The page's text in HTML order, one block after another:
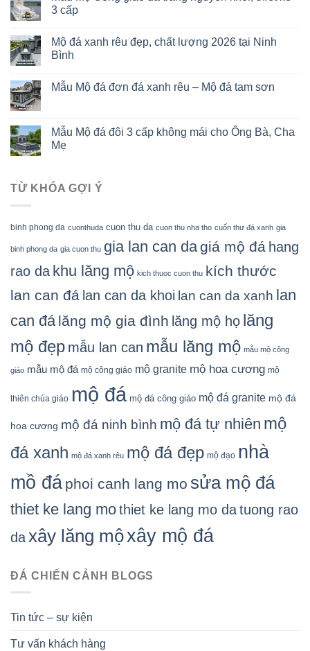
3 cấp
Mộ đá xanh rêu đẹp, chất lượng 2026 tại Ninh
Bình
Mẫu Mộ đá đơn đá xanh rêu – Mộ đá tam sơn
Mẫu Mộ đá đôi 3 cấp không mái cho Ông Bà, Cha
Mẹ
TỪ KHÓA GỢI Ý
binh phong da cuonthuda cuon thu da cuon thu nha tho cuốn thư đá xanh gia
binh phong da gia cuon thu gia lan can dagiá mộ đá hang
rao da khu lăng mộ kich thuoc cuon thu kích thước
lan can đá lan can da khoi lan can da xanh lan
can đá lăng mộ gia đình lăng mộ họ lăng
mộ đẹp mẫu lan can mẫu lăng mộ mẫu mộ công
giáo mẫu mộ đá mộ công giáo mộ granite mộ hoa cương mộ
thiên chúa giáo mộ đá mộ đá công giáo mộ đá granite mộ đá
hoa cương mộ đá ninh bình mộ đá tự nhiên mộ
đá xanh mộ đá xanh rêu mộ đá đẹp mộ đạo nhà
mồ đá phoi canh lang mo sửa mộ đá
thiet ke lang mothiet ke lang mo datuong rao
daxây lăng mộxây mộ đá
ĐÁ CHIẾN CẢNH BLOGS
Tin tức – sự kiện
Tư vấn khách hàng